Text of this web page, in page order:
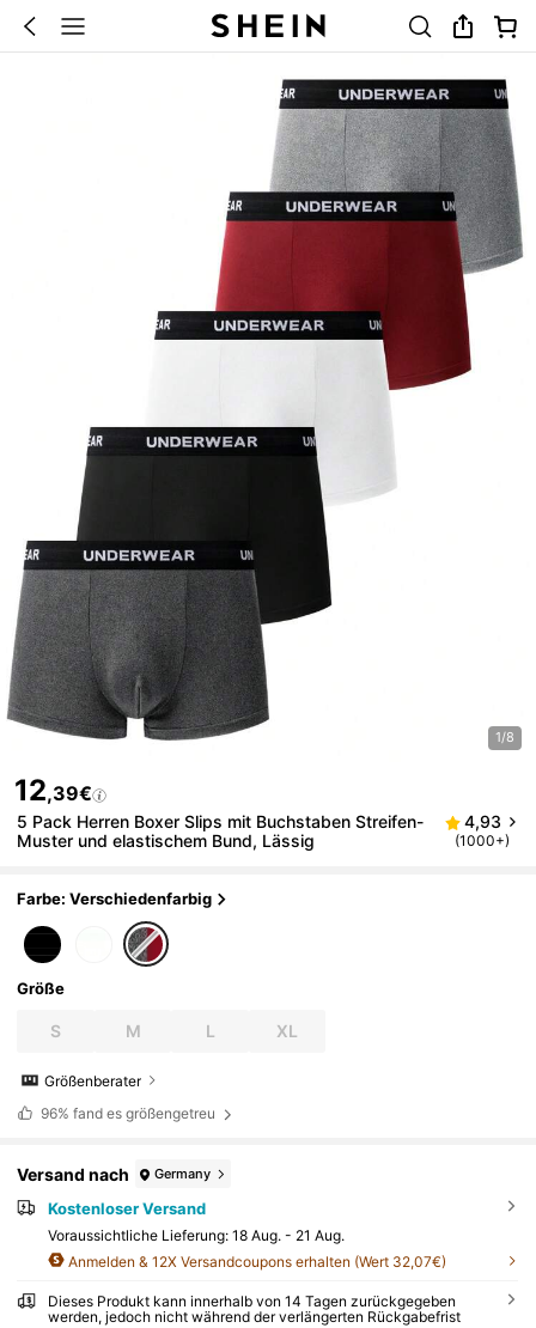
1/8
12,39€
5 Pack Herren Boxer Slips mit Buchstaben Streifen-
Muster und elastischem Bund, Lässig
4,93
(1000+)
Farbe: Verschiedenfarbig
Größe
S M L XL
Größenberater
96% fand es größengetreu
Versand nach Germany
Kostenloser Versand
Voraussichtliche Lieferung: 18 Aug. - 21 Aug.
Anmelden & 12X Versandcoupons erhalten (Wert 32,07€)
Dieses Produkt kann innerhalb von 14 Tagen zurückgegeben
werden, jedoch nicht während der verlängerten Rückgabefrist